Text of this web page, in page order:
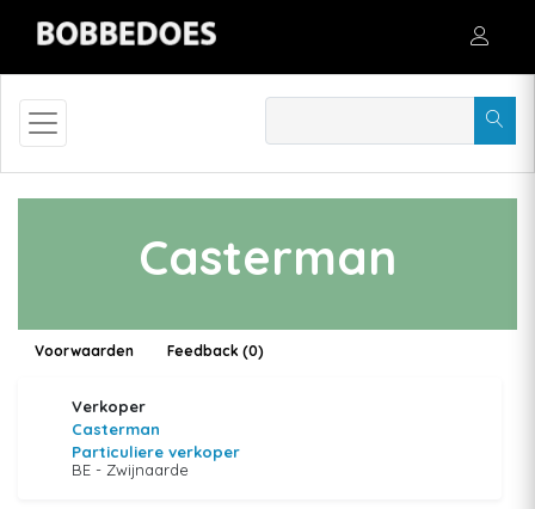
Casterman
Voorwaarden Feedback (0)
Verkoper
Casterman
Particuliere verkoper
BE - Zwijnaarde